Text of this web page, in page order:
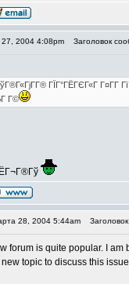
2004 4:08pm Заголовок
ГЇГ°ГЁГЄГ«Г Г¤Г­Г
Г©
28, 2004 5:44am
forum is quite popular. I
topic to discuss this